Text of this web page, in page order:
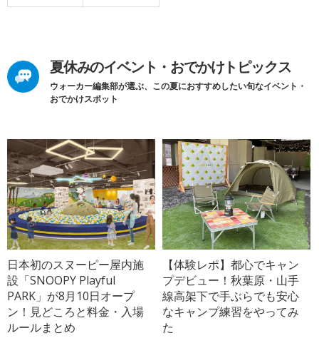
夏休みのイベント・おでかけトピックス
ウォーカー編集部が選ぶ、この夏におすすめしたい旬なイベント・
おでかけスポット
日本初のスヌーピー屋内施
設「SNOOPY Playful
PARK」が8月10日オープ
ン！見どころと料金・入場
ルールまとめ
【体験レポ】都心でキャン
プデビュー！秋葉原・山手
線高架下で手ぶらでも安心
なキャンプ練習をやってみ
た